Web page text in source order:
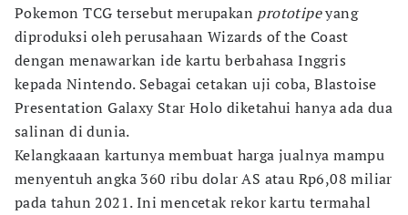
Pokemon TCG tersebut merupakan prototipeyang
diproduksi oleh perusahaan Wizards of the Coast
dengan menawarkan ide kartu berbahasa Inggris
kepada Nintendo. Sebagai cetakan uji coba, Blastoise
Presentation Galaxy Star Holo diketahui hanya ada dua
salinan di dunia.
Kelangkaaan kartunya membuat harga jualnya mampu
menyentuh angka 360 ribu dolar AS atau Rp6,08 miliar
pada tahun 2021. Ini mencetak rekor kartu termahal